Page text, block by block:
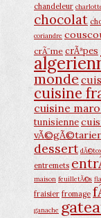
chandeleur
chocolat
coriandre
crÃ¨me crÃªpes
monde
cuisine
cuisine
tunisienne
dessert
entremets
maison feuilletÃ©s
fraisier fromage
ganache